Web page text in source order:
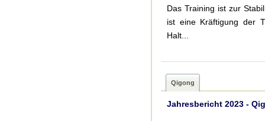
Das Training ist zur
ist eine Kräftigung der
Halt...
Qigong
Jahresbericht 2023 -